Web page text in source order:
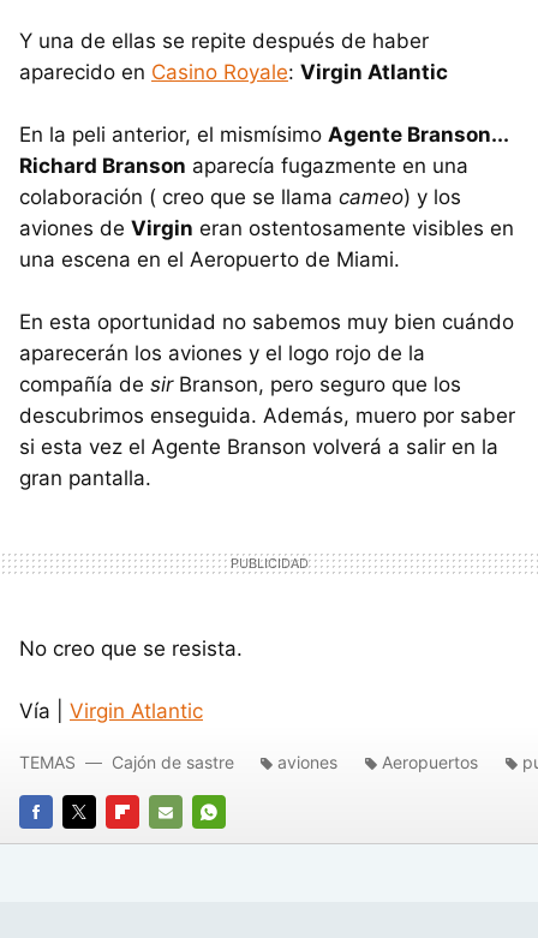
Y una de ellas se repite después de haber
aparecido en Casino Royale: Virgin Atlantic
En la peli anterior, el mismísimo Agente Branson...
Richard Branson aparecía fugazmente en una
colaboración ( creo que se llama cameo) y los
aviones de Virgin eran ostentosamente visibles en
una escena en el Aeropuerto de Miami.
En esta oportunidad no sabemos muy bien cuándo
aparecerán los aviones y el logo rojo de la
compañía de sirBranson, pero seguro que los
descubrimos enseguida. Además, muero por saber
si esta vez el Agente Branson volverá a salir en la
gran pantalla.
No creo que se resista.
Vía | Virgin Atlantic
FACEBOOK
TWITTERFLIPBOARD
E-
WHATSAPP
TEMAS Cajón de sastre aviones Aeropuertos